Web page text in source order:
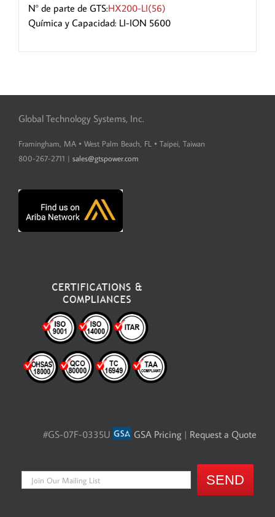
N° de parte de GTS:HX200-LI(56)
Química y Capacidad: LI-ION 5600
Global Technology Systems, Inc.
Framingham, MA • West Palm Beach, FL • Taipei, Taiwan
800-267-2711 | sales@gtspower.com
#GS-07F-0335U GSA Pricing | Request a Quote